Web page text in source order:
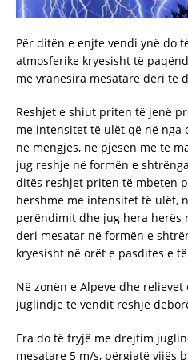
Për ditën e enjte vendi ynë do
atmosferike kryesisht të
me vranësira mesatare deri të
Reshjet e shiut priten të jenë
me intensitet të ulët që në nga
në mëngjes, në pjesën më të
jug reshje në formën e
ditës reshjet priten të mbeten
hershme me intensitet të ulët,
perëndimit dhe jug hera herës
deri mesatar në formën e
kryesisht në orët e pasdites e
Në zonën e Alpeve dhe
juglindje të vendit reshje
Era do të fryjë me drejtim
mesatare 5 m/s, përgjatë vijës